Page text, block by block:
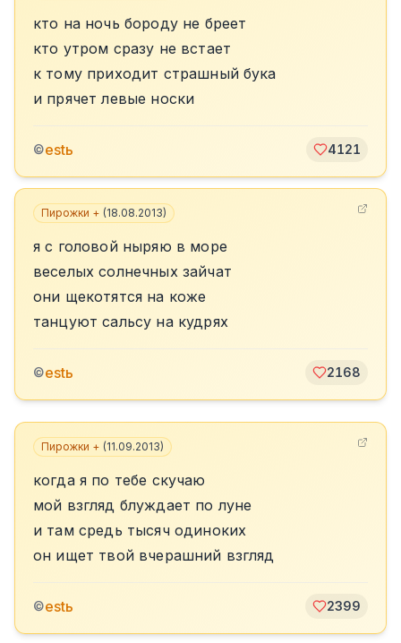
кто на ночь бороду не бреет
кто утром сразу не встает
к тому приходит страшный бука
и прячет левые носки
©estь 4121
Пирожки + (18.08.2013)
я с головой ныряю в море
веселых солнечных зайчат
они щекотятся на коже
танцуют сальсу на кудрях
©estь 2168
Пирожки + (11.09.2013)
когда я по тебе скучаю
мой взгляд блуждает по луне
и там средь тысяч одиноких
он ищет твой вчерашний взгляд
©estь 2399